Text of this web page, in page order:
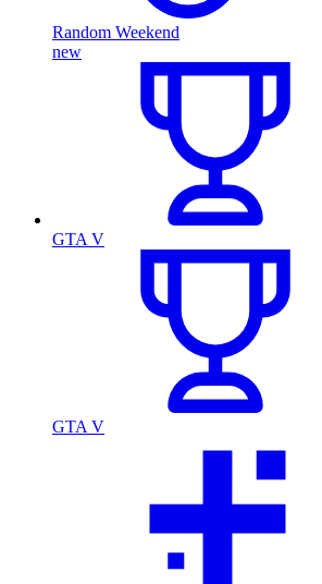
Random Weekend
new
GTA V
GTA V